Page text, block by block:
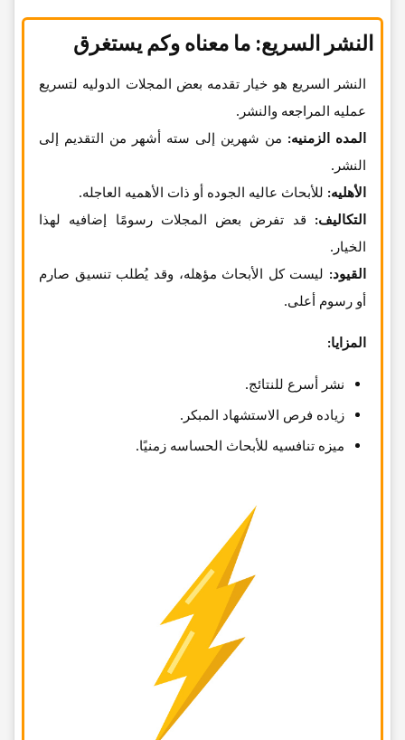
النشر السریع: ما معناه وکم یستغرق
النشر السریع هو خیار تقدمه بعض المجلات الدولیه لتسریع
عملیه المراجعه والنشر.
المده الزمنیه: من شهرین إلى سته أشهر من التقدیم إلى
النشر.
الأهلیه: للأبحاث عالیه الجوده أو ذات الأهمیه العاجله.
التکالیف: قد تفرض بعض المجلات رسومًا إضافیه لهذا
الخیار.
القیود: لیست کل الأبحاث مؤهله، وقد یُطلب تنسیق صارم
أو رسوم أعلى.
المزایا:
نشر أسرع للنتائج.
زیاده فرص الاستشهاد المبکر.
میزه تنافسیه للأبحاث الحساسه زمنیًا.